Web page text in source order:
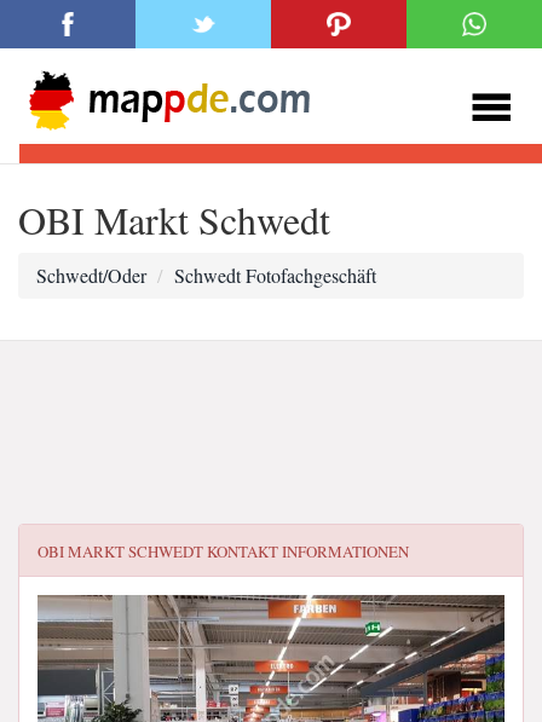
OBI Markt Schwedt
Schwedt/Oder Schwedt Fotofachgeschäft
OBI MARKT SCHWEDTKONTAKT INFORMATIONEN